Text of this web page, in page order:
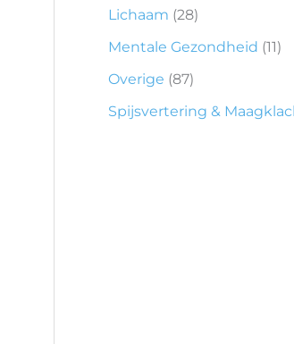
Lichaam (28)
Mentale Gezondheid (11)
Overige (87)
Spijsvertering &